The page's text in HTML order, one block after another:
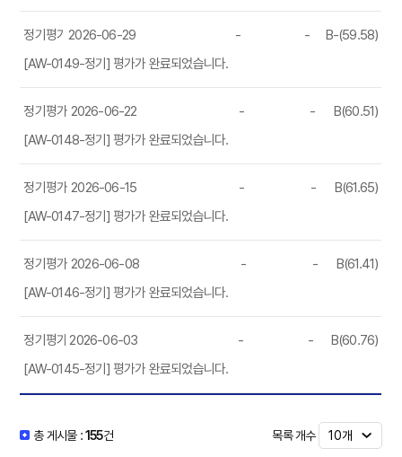
정기평가 2026-06-29 - -
B-(59.58)
[AW-0149-정기] 평가가 완료되었습니다.
정기평가 2026-06-22 - -
B(60.51)
[AW-0148-정기] 평가가 완료되었습니다.
정기평가 2026-06-15 - -
B(61.65)
[AW-0147-정기] 평가가 완료되었습니다.
정기평가 2026-06-08 - -
B(61.41)
[AW-0146-정기] 평가가 완료되었습니다.
정기평가 2026-06-03 - -
B(60.76)
[AW-0145-정기] 평가가 완료되었습니다.
총 게시물 :155건 목록 개수